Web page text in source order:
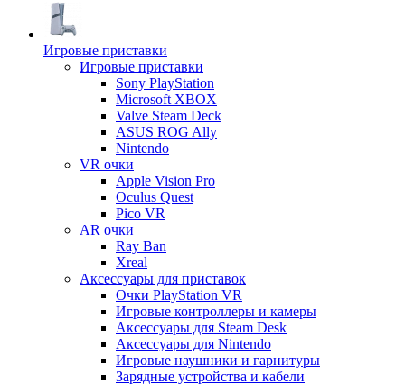
Игровые приставки
Игровые приставки
Sony PlayStation
Microsoft XBOX
Valve Steam Deck
ASUS ROG Ally
Nintendo
VR очки
Apple Vision Pro
Oculus Quest
Pico VR
AR очки
Ray Ban
Xreal
Аксессуары для приставок
Очки PlayStation VR
Игровые контроллеры и камеры
Аксессуары для Steam Desk
Аксессуары для Nintendo
Игровые наушники и гарнитуры
Зарядные устройства и кабели